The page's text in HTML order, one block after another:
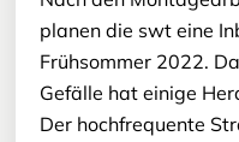
planen die swt eine
Frühsommer 2022.
Gefälle hat einige
Der hochfrequente